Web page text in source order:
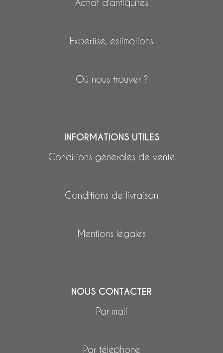
Achat d'antiquités
Expertise, estimations
Où nous trouver ?
INFORMATIONS UTILES
Conditions générales de vente
Conditions de livraison
Mentions légales
NOUS CONTACTER
Par mail
Par téléphone